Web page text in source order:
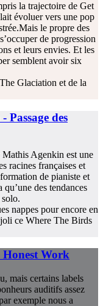
la trajectoire de Get
évoluer vers une pop
le propre des
de progression
et leurs envies. Et les
semblent avoir six
Glaciation et de la
Passage des
Agenkin est une
racines françaises et
de pianiste et
qu’une des tendances
solo.
nappes pour encore en
ce Where The Birds
Honest Work
mais certains labels
auditifs assez
exemple nous a